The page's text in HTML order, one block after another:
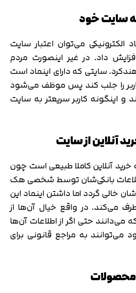
سایت خود
الکترونیکی می‌توان اعتبار سایت
داد. در غیر اینصورت مردم
سایتی که دارای اینماد است
را جلب کند پس موظف می‌شود
اینگونه کاربر سریعتر به سایت
آنلاین از سایت
آنلاین کاملا طبیعی است چون
بانکی‌شان توسط شخصی هک
گردد اما داشتن اینماد این
می‌کند. در واقع خیال آن‌ها از
حتی اگر از اطلاعات آن‌ها
به مراجع‌ قانونی برای
محصولات